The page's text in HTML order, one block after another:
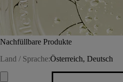
Nachfüllbare Produkte
Land / Sprache:Österreich, Deutsch